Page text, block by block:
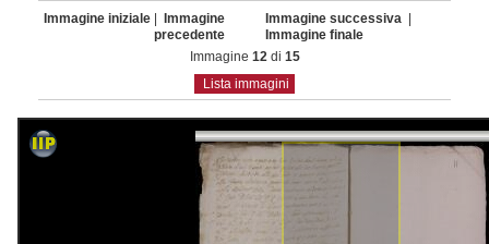
Immagine iniziale
Immagine
precedente
Immagine successiva
Immagine finale
Immagine 12di 15
Lista immagini